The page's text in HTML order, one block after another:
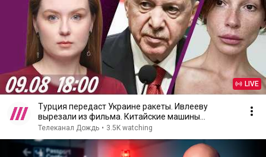
LIVE
Турция передаст Украине ракеты. Ивлееву
вырезали из фильма. Китайские машины
ломаются из-за бензина
Телеканал Дождь • 3.5K watching